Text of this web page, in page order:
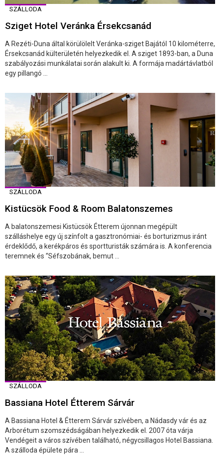
SZÁLLODA
Sziget Hotel Veránka Érsekcsanád
A Rezéti-Duna által körülölelt Veránka-sziget Bajától 10 kilométerre,
Érsekcsanád külterületén helyezkedik el. A sziget 1893-ban, a Duna
szabályozási munkálatai során alakult ki. A formája madártávlatból
egy pillangó ...
SZÁLLODA
Kistücsök Food & Room Balatonszemes
A balatonszemesi Kistücsök Étterem újonnan megépült
szálláshelye egy új színfolt a gasztronómiai- és borturizmus iránt
érdeklődő, a kerékpáros és sportturisták számára is. A konferencia
teremnek és “Séfszobának, bemut ...
SZÁLLODA
Bassiana Hotel Étterem Sárvár
A Bassiana Hotel & Étterem Sárvár szívében, a Nádasdy vár és az
Arborétum szomszédságában helyezkedik el. 2007 óta várja
Vendégeit a város szívében található, négycsillagos Hotel Bassiana.
A szálloda épülete pára ...